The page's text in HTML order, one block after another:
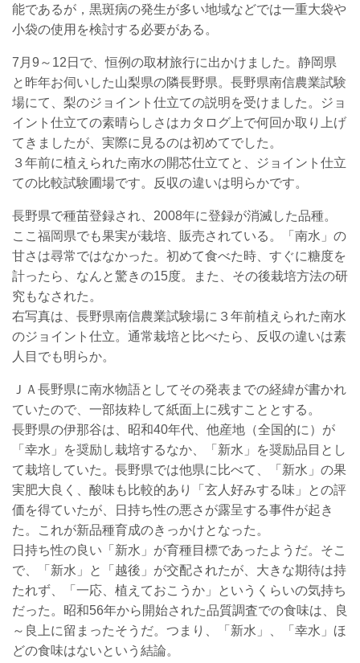
能であるが，黒斑病の発生が多い地域などでは一重大袋や
小袋の使用を検討する必要がある。
7月9～12日で、恒例の取材旅行に出かけました。静岡県
と昨年お伺いした山梨県の隣長野県。長野県南信農業試験
場にて、梨のジョイント仕立ての説明を受けました。ジョ
イント仕立ての素晴らしさはカタログ上で何回か取り上げ
てきましたが、実際に見るのは初めてでした。
３年前に植えられた南水の開芯仕立てと、ジョイント仕立
ての比較試験圃場です。反収の違いは明らかです。
長野県で種苗登録され、2008年に登録が消滅した品種。
ここ福岡県でも果実が栽培、販売されている。「南水」の
甘さは尋常ではなかった。初めて食べた時、すぐに糖度を
計ったら、なんと驚きの15度。また、その後栽培方法の研
究もなされた。
右写真は、長野県南信農業試験場に３年前植えられた南水
のジョイント仕立。通常栽培と比べたら、反収の違いは素
人目でも明らか。
ＪＡ長野県に南水物語としてその発表までの経緯が書かれ
ていたので、一部抜粋して紙面上に残すこととする。
長野県の伊那谷は、昭和40年代、他産地（全国的に）が
「幸水」を奨励し栽培するなか、「新水」を奨励品目とし
て栽培していた。長野県では他県に比べて、「新水」の果
実肥大良く、酸味も比較的あり「玄人好みする味」との評
価を得ていたが、日持ち性の悪さが露呈する事件が起き
た。これが新品種育成のきっかけとなった。
日持ち性の良い「新水」が育種目標であったようだ。そこ
で、「新水」と「越後」が交配されたが、大きな期待は持
たれず、「一応、植えておこうか」というくらいの気持ち
だった。昭和56年から開始された品質調査での食味は、良
～良上に留まったそうだ。つまり、「新水」、「幸水」ほ
どの食味はないという結論。